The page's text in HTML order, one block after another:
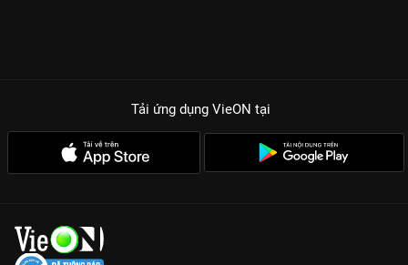
Tải ứng dụng VieON tại